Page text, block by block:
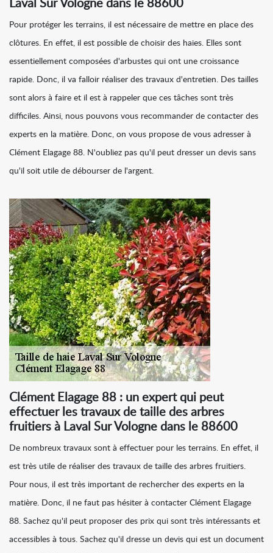
Laval Sur Vologne dans le 88600
Pour protéger les terrains, il est nécessaire de mettre en place des
clôtures. En effet, il est possible de choisir des haies. Elles sont
essentiellement composées d'arbustes qui ont une croissance
rapide. Donc, il va falloir réaliser des travaux d'entretien. Des tailles
sont alors à faire et il est à rappeler que ces tâches sont très
difficiles. Ainsi, nous pouvons vous recommander de contacter des
experts en la matière. Donc, on vous propose de vous adresser à
Clément Elagage 88. N'oubliez pas qu'il peut dresser un devis sans
qu'il soit utile de débourser de l'argent.
Clément Elagage 88 : un expert qui peut
effectuer les travaux de taille des arbres
fruitiers à Laval Sur Vologne dans le 88600
De nombreux travaux sont à effectuer pour les terrains. En effet, il
est très utile de réaliser des travaux de taille des arbres fruitiers.
Pour nous, il est très important de rechercher des experts en la
matière. Donc, il ne faut pas hésiter à contacter Clément Elagage
88. Sachez qu'il peut proposer des prix qui sont très intéressants et
accessibles à tous. Sachez qu'il dresse un devis qui est un document